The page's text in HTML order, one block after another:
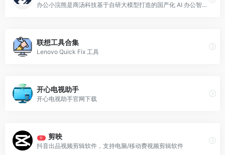
办公小浣熊是商汤科技基于自研大模型打造的国产化 AI 办公智能助手，推出网页端、Windows 客户端、macOS 客户端多版本，面向个人职场人与中小企业团队打造全流程 AI 办公解决方案。
联想工具合集
Lenovo Quick Fix 工具
开心电视助手
开心电视助手官网下载
荐 剪映
抖音出品视频剪辑软件，支持电脑/移动费视频剪辑软件